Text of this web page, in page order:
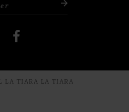
LA TIARA LA TIARA